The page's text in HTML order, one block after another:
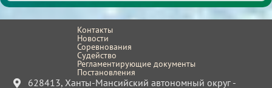
Контакты
Новости
Соревнования
Судейство
Регламентирующие документы
Постановления
628413, Ханты-Мансийский автономный округ -